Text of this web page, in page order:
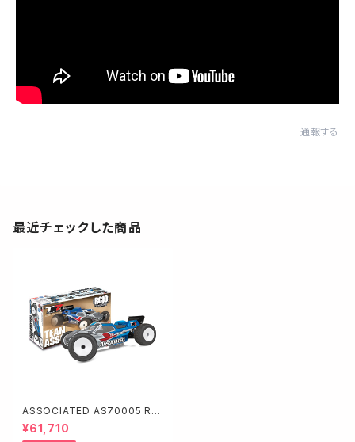
通報する
最近チェックした商品
ASSOCIATED AS70005 RC
10T7 Team Kit 1/10スタジ
アムトラック
¥61,710